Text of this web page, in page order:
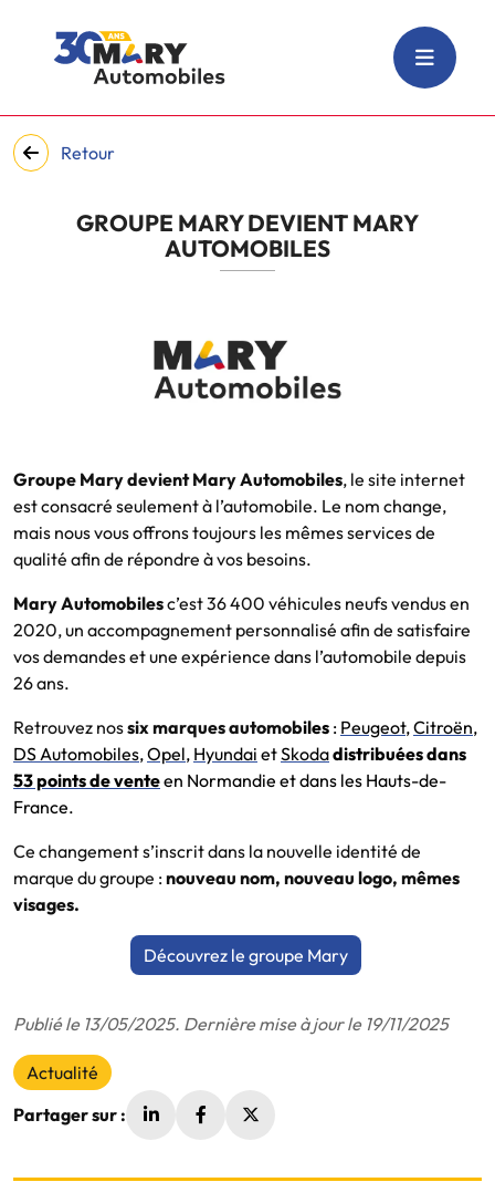
Retour
GROUPE MARY DEVIENT MARY
AUTOMOBILES
Groupe Mary devient Mary Automobiles, le site internet
est consacré seulement à l’automobile. Le nom change,
mais nous vous offrons toujours les mêmes services de
qualité afin de répondre à vos besoins.
Mary Automobilesc’est 36 400 véhicules neufs vendus en
2020, un accompagnement personnalisé afin de satisfaire
vos demandes et une expérience dans l’automobile depuis
26 ans.
Retrouvez nossix marques automobiles : Peugeot,Citroën,
DS Automobiles,Opel, Hyundai etSkodadistribuées dans
53 points de venteen Normandie et dans les Hauts-de-
France.
Ce changement s’inscrit dans la nouvelle identité de
marque du groupe :nouveau nom, nouveau logo, mêmes
visages.
Découvrez le groupe Mary
Publié le 13/05/2025. Dernière mise à jour le 19/11/2025
Actualité
Partager sur :